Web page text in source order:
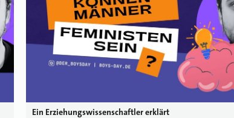
Ein Erziehungswissenschaftler erklärt